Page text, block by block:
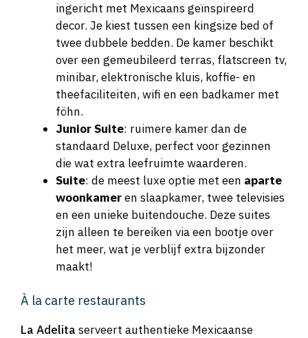
ingericht met Mexicaans geïnspireerd
decor. Je kiest tussen een kingsize bed of
twee dubbele bedden. De kamer beschikt
over een gemeubileerd terras, flatscreen tv,
minibar, elektronische kluis, koffie- en
theefaciliteiten, wifi en een badkamer met
föhn.
Junior Suite: ruimere kamer dan de
standaard Deluxe, perfect voor gezinnen
die wat extra leefruimte waarderen.
Suite: de meest luxe optie met een aparte
woonkameren slaapkamer, twee televisies
en een unieke buitendouche. Deze suites
zijn alleen te bereiken via een bootje over
het meer, wat je verblijf extra bijzonder
maakt!
À la carte restaurants
La Adelita serveert authentieke Mexicaanse